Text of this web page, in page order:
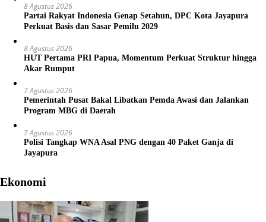
8 Agustus 2026
Partai Rakyat Indonesia Genap Setahun, DPC Kota Jayapura
Perkuat Basis dan Sasar Pemilu 2029
8 Agustus 2026
HUT Pertama PRI Papua, Momentum Perkuat Struktur hingga
Akar Rumput
7 Agustus 2026
Pemerintah Pusat Bakal Libatkan Pemda Awasi dan Jalankan
Program MBG di Daerah
7 Agustus 2026
Polisi Tangkap WNA Asal PNG dengan 40 Paket Ganja di
Jayapura
Ekonomi